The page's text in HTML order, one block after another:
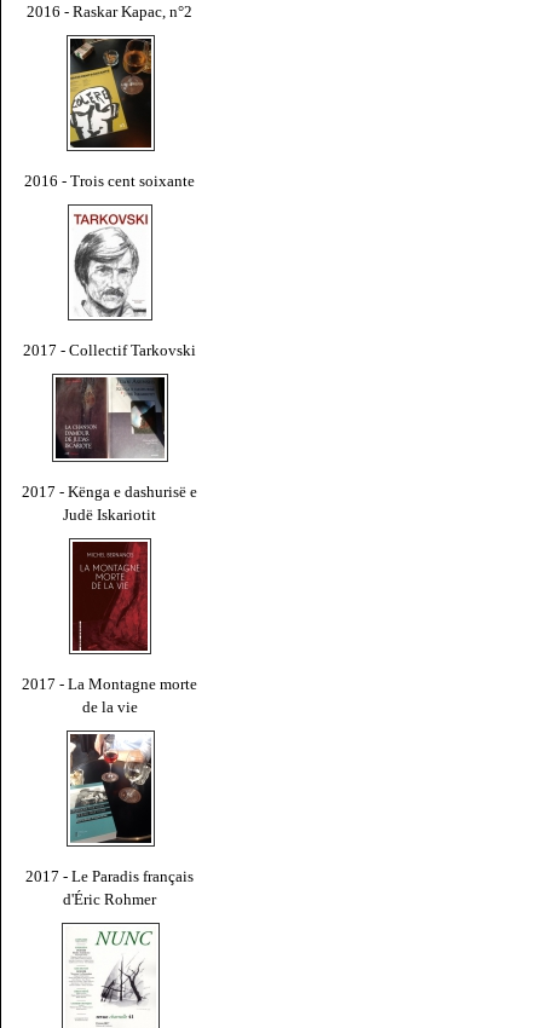
2016 - Raskar Kapac, n°2
2016 - Trois cent soixante
2017 - Collectif Tarkovski
2017 - Kënga e dashurisë e
Judë Iskariotit
2017 - La Montagne morte
de la vie
2017 - Le Paradis français
d'Éric Rohmer